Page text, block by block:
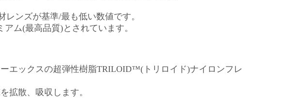
レンズが基準/最も低い数値です。
ム(最高品質)とされています。
エックスの超弾性樹脂TRILOID™(トリロイド)ナイロンフレ
拡散、吸収し ます。